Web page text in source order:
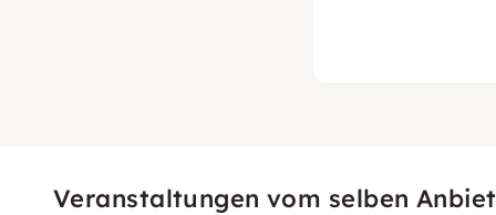
Veranstaltungen vom selben